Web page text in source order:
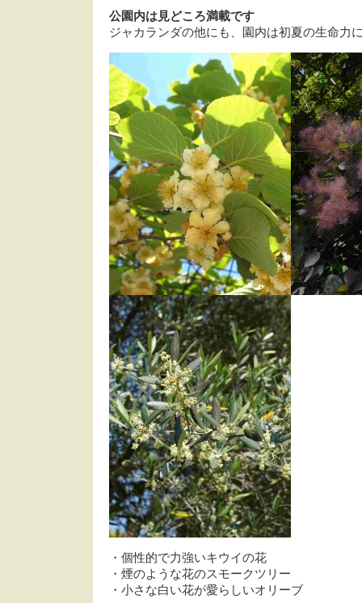
公園内は見どころ満載です
ジャカランダの他にも、園内は初夏の生命力
・個性的で力強いキウイの花
・煙のような花のスモークツリー
・小さな白い花が愛らしいオリーブ